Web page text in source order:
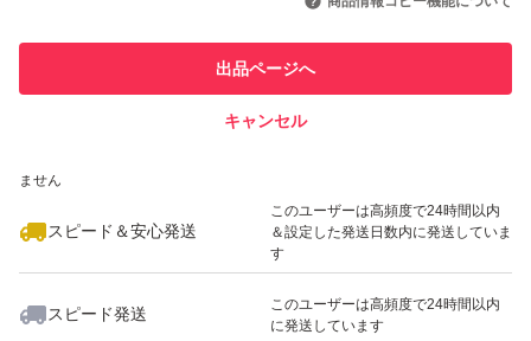
での取引実績があります
ません
スピード＆安心発送
このユーザーは高頻度で24時間以内
＆設定した発送日数内に発送していま
す
スピード発送
このユーザーは高頻度で24時間以内
に発送しています
出品ページへ
キャンセル
2,250